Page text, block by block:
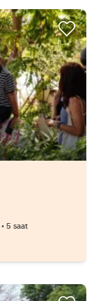
• 5 saat